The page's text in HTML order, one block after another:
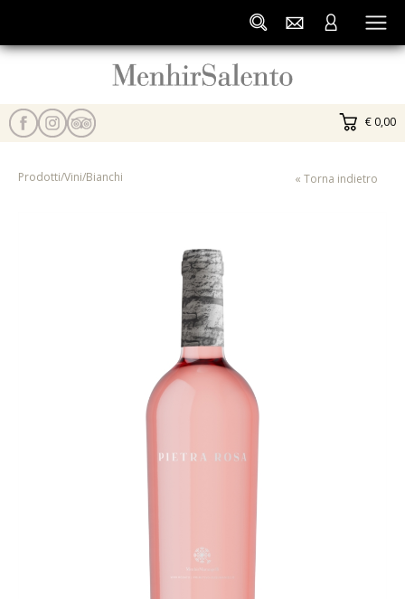
€ 0,00
Prodotti/Vini/Bianchi « Torna indietro